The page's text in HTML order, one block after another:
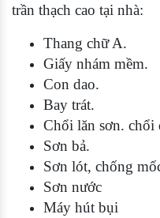
trần thạch cao tại nhà:
Thang chữ A.
Giấy nhám mềm.
Con dao.
Bay trát.
Chổi lăn sơn. chổi
Sơn bả.
Sơn lót, chống
Sơn nước
Máy hút bụi